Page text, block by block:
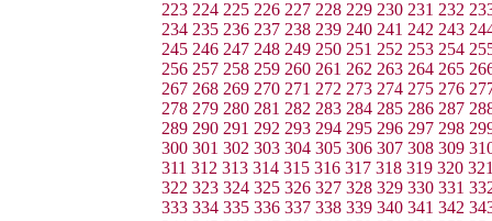
223 224 225 226 227 228 229 230 231 232
234 235 236 237 238 239 240 241 242 243
245 246 247 248 249 250 251 252 253 254
256 257 258 259 260 261 262 263 264 265
267 268 269 270 271 272 273 274 275 276
278 279 280 281 282 283 284 285 286 287
289 290 291 292 293 294 295 296 297 298
300 301 302 303 304 305 306 307 308 309
311 312 313 314 315 316 317 318 319 320
322 323 324 325 326 327 328 329 330 331
333 334 335 336 337 338 339 340 341 342